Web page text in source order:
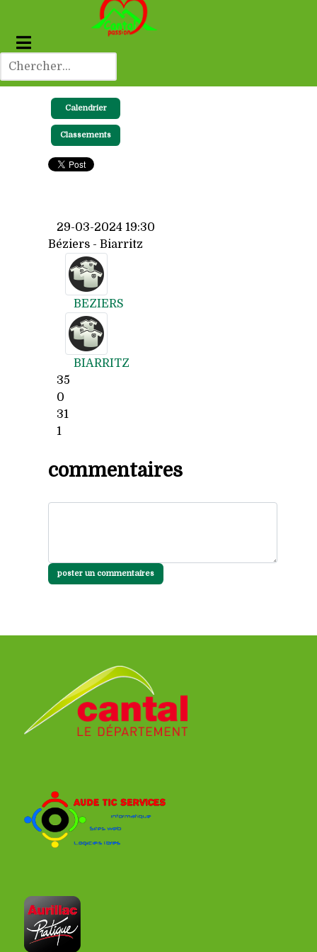
Calendrier
Classements
29-03-2024 19:30
Béziers - Biarritz
BEZIERS
BIARRITZ
35
0
31
1
commentaires
poster un commentaires